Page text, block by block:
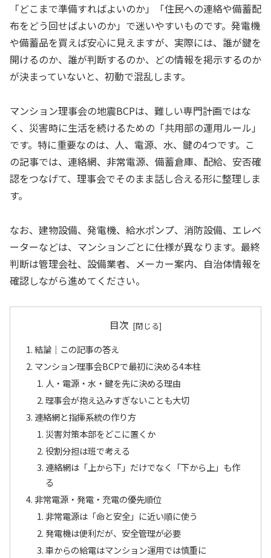
「どこまで準備すればよいのか」「住民への連絡や備蓄配
布をどう回せばよいのか」で迷いやすいものです。発電機
や備蓄品を買えば安心に見えますが、実際には、誰が鍵を
開けるのか、誰が判断するのか、どの情報を掲示するのか
が決まっていないと、初動で混乱します。
マンション理事会の地震BCPは、難しい専門計画ではな
く、災害時に生活を続けるための「共用部の運用ルール」
です。特に重要なのは、人、電源、水、鍵の4つです。こ
の記事では、連絡網、非常電源、備蓄倉庫、配給、安否確
認をつなげて、理事会でそのまま話し合える形に整理しま
す。
なお、建物設備、発電機、給水ポンプ、消防設備、エレベ
ーターなどは、マンションごとに仕様が異なります。最終
判断は管理会社、設備業者、メーカー案内、自治体情報を
確認しながら進めてください。
目次
結論｜この記事の答え
マンション理事会BCPで最初に決める4本柱
人・電源・水・鍵を先に決める理由
理事会が抱え込みすぎないことも大切
連絡網と指揮系統の作り方
災害対策本部をどこに置くか
役割分担は班で考える
連絡網は「上から下」だけでなく「下から上」も作
る
非常電源・発電・充電の優先順位
非常電源は「命と安全」に近い順に使う
発電機は便利だが、安全管理が必要
車からの給電はマンション運用では慎重に